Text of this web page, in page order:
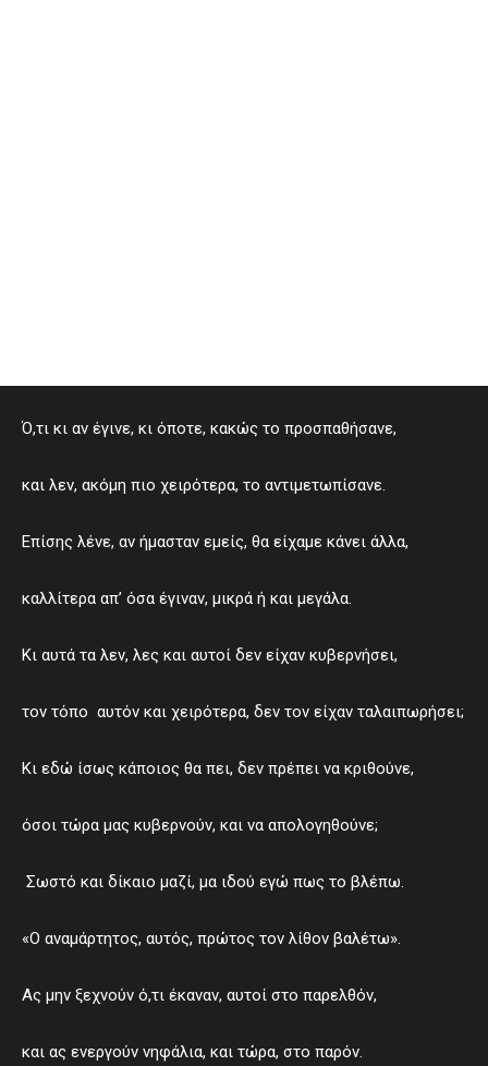
Ό,τι κι αν έγινε, κι όποτε, κακώς το προσπαθήσανε,
και λεν, ακόμη πιο χειρότερα, το αντιμετωπίσανε.
Επίσης λένε, αν ήμασταν εμείς, θα είχαμε κάνει άλλα,
καλλίτερα απ’ όσα έγιναν, μικρά ή και μεγάλα.
Κι αυτά τα λεν, λες και αυτοί δεν είχαν κυβερνήσει,
τον τόπο αυτόν και χειρότερα, δεν τον είχαν ταλαιπωρήσει;
Κι εδώ ίσως κάποιος θα πει, δεν πρέπει να κριθούνε,
όσοι τώρα μας κυβερνούν, και να απολογηθούνε;
Σωστό και δίκαιο μαζί, μα ιδού εγώ πως το βλέπω.
«Ο αναμάρτητος, αυτός, πρώτος τον λίθον βαλέτω».
Ας μην ξεχνούν ό,τι έκαναν, αυτοί στο παρελθόν,
και ας ενεργούν νηφάλια, και τώρα, στο παρόν.